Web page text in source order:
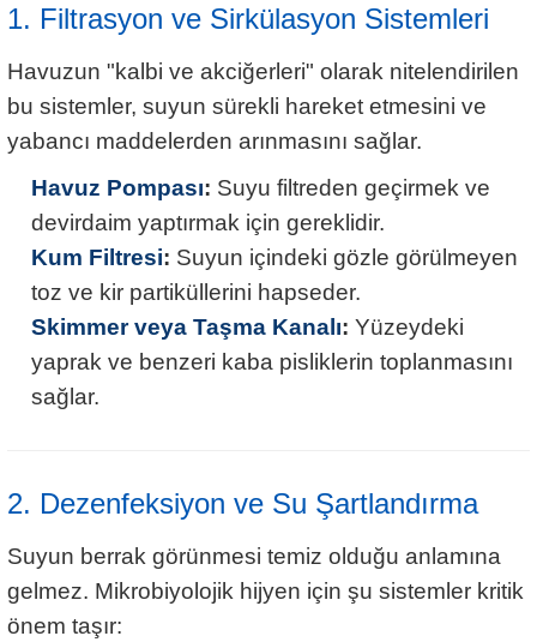
1. Filtrasyon ve Sirkülasyon Sistemleri
Havuzun "kalbi ve akciğerleri" olarak nitelendirilen
bu sistemler, suyun sürekli hareket etmesini ve
yabancı maddelerden arınmasını sağlar.
Havuz Pompası: Suyu filtreden geçirmek ve
devirdaim yaptırmak için gereklidir.
Kum Filtresi: Suyun içindeki gözle görülmeyen
toz ve kir partiküllerini hapseder.
Skimmer veya Taşma Kanalı: Yüzeydeki
yaprak ve benzeri kaba pisliklerin toplanmasını
sağlar.
2. Dezenfeksiyon ve Su Şartlandırma
Suyun berrak görünmesi temiz olduğu anlamına
gelmez. Mikrobiyolojik hijyen için şu sistemler kritik
önem taşır: